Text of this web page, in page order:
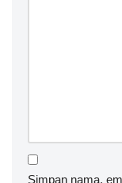
Simpan nama,